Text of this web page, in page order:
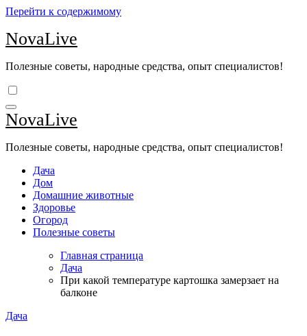
Перейти к содержимому
NovaLive
Полезные советы, народные средства, опыт специалистов!
NovaLive
Полезные советы, народные средства, опыт специалистов!
Дача
Дом
Домашние животные
Здоровье
Огород
Полезные советы
Главная страница
Дача
При какой температуре картошка замерзает на
балконе
Дача